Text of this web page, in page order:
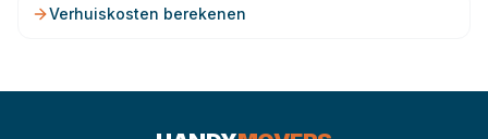
Verhuiskosten berekenen